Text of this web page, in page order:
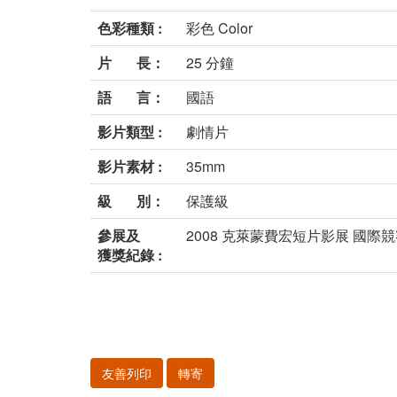
色彩種類 :
彩色 Color
片 長：
25 分鐘
語 言：
國語
影片類型 :
劇情片
影片素材 :
35mm
級 別：
保護級
參展及
獲獎紀錄 :
2008 克萊蒙費宏短片影展 國際
友善列印 轉寄